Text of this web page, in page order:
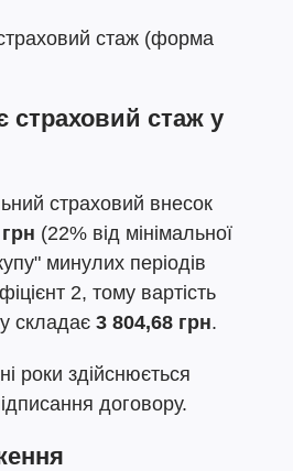
стаж (форма
страховий стаж у
страховий внесок
(22% від мінімальної
минулих періодів
2, тому вартість
складає 3 804,68 грн.
роки здійснюється
договору.